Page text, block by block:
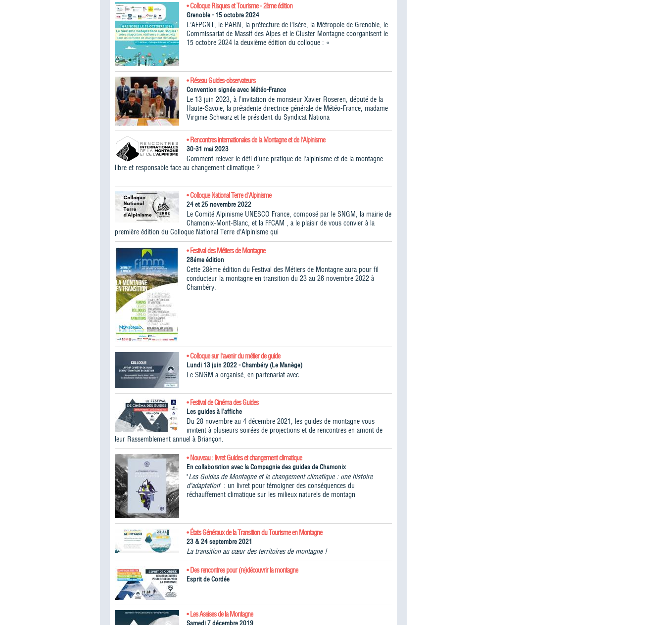
• Colloque Risques et Tourisme - 2ème édition
Grenoble - 15 octobre 2024
L’AFPCNT, le PARN, la préfecture de l’Isère, la Métropole de Grenoble, le
Commissariat de Massif des Alpes et le Cluster Montagne coorganisent le
15 octobre 2024 la deuxième édition du colloque : «
• Réseau Guides-observateurs
Convention signée avec Météo-France
Le 13 juin 2023, à l’invitation de monsieur Xavier Roseren, député de la
Haute-Savoie, la présidente directrice générale de Météo-France, madame
Virginie Schwarz et le président du Syndicat Nationa
• Rencontres internationales de la Montagne et de l'Alpinisme
30-31 mai 2023
Comment relever le défi d’une pratique de l’alpinisme et de la montagne
libre et responsable face au changement climatique ?
• Colloque National Terre d'Alpinisme
24 et 25 novembre 2022
Le Comité Alpinisme UNESCO France, composé par le SNGM, la mairie de
Chamonix-Mont-Blanc, et la FFCAM , a le plaisir de vous convier à la
première édition du Colloque National Terre d’Alpinisme qui
• Festival des Métiers de Montagne
28éme édition
Cette 28ème édition du Festival des Métiers de Montagne aura pour fil
conducteur la montagne en transition du 23 au 26 novembre 2022 à
Chambéry.
• Colloque sur l'avenir du métier de guide
Lundi 13 juin 2022 - Chambéry (Le Manège)
Le SNGM a organisé, en partenariat avec
• Festival de Cinéma des Guides
Les guides à l'affiche
Du 28 novembre au 4 décembre 2021, les guides de montagne vous
invitent à plusieurs soirées de projections et de rencontres en amont de
leur Rassemblement annuel à Briançon.
• Nouveau : livret Guides et changement climatique
En collaboration avec la Compagnie des guides de Chamonix
"Les Guides de Montagne et le changement climatique : une histoire
d’adaptation" : un livret pour témoigner des conséquences du
réchauffement climatique sur les milieux naturels de montagn
• États Généraux de la Transition du Tourisme en Montagne
23 & 24 septembre 2021
La transition au cœur des territoires de montagne !
• Des rencontres pour (re)découvrir la montagne
Esprit de Cordée
• Les Assises de la Montagne
Samedi 7 décembre 2019